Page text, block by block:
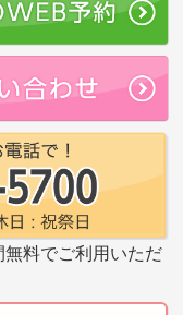
料でご利用いただ